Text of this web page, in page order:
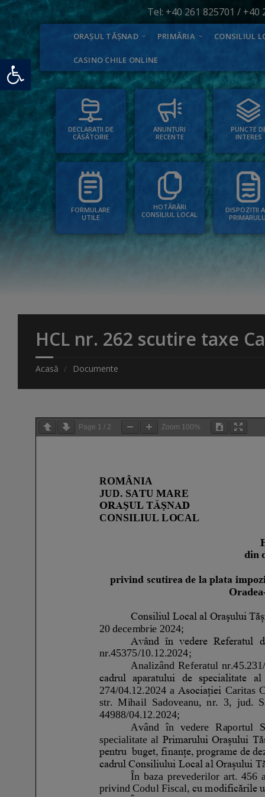
Deschide bara de unelte
Tel: +40 261 825701 / +40
ORAȘUL TĂȘNAD PRIMĂRIA CONSILIUL
CASINO CHILE ONLINE
DECLARAȚII DE
CĂSĂTORIE
ANUNȚURI
RECENTE
PUNCTE
INTERES
FORMULARE
UTILE
HOTĂRÂRI
CONSILIUL LOCAL
DISPOZIȚII
HCL nr. 262 scutire taxe
Acasă Documente
Page 1 / 2 Zoom 100%